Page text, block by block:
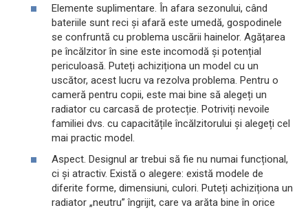
Elemente suplimentare. În afara sezonului, când
bateriile sunt reci și afară este umedă, gospodinele
se confruntă cu problema uscării hainelor. Agățarea
pe încălzitor în sine este incomodă și potențial
periculoasă. Puteți achiziționa un model cu un
uscător, acest lucru va rezolva problema. Pentru o
cameră pentru copii, este mai bine să alegeți un
radiator cu carcasă de protecție. Potriviți nevoile
familiei dvs. cu capacitățile încălzitorului și alegeți cel
mai practic model.
Aspect. Designul ar trebui să fie nu numai funcțional,
ci și atractiv. Există o alegere: există modele de
diferite forme, dimensiuni, culori. Puteți achiziționa un
radiator „neutru” îngrijit, care va arăta bine în orice